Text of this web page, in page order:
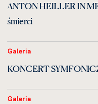
ANTON HEILLER IN
śmierci
Galeria
KONCERT
Galeria